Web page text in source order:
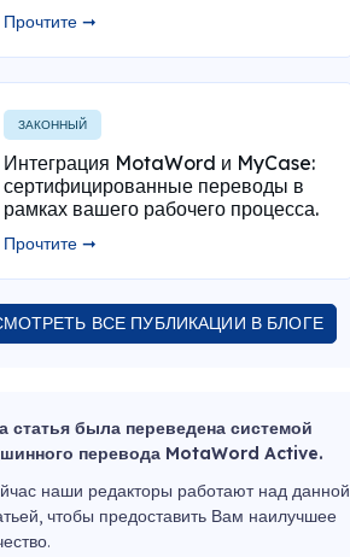
Прочтите ➞
ЗАКОННЫЙ
Интеграция MotaWord и MyCase:
сертифицированные переводы в
рамках вашего рабочего процесса.
Прочтите ➞
ВСЕ ПУБЛИКАЦИИ В БЛОГЕ
статья была переведена системой
перевода MotaWord Active.
наши редакторы работают над данной
чтобы предоставить Вам наилучшее